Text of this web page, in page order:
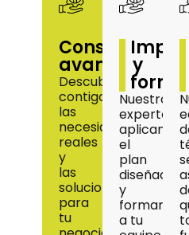
Consultoría
avanzada
Descubrimos
contigo
las
necesidades
reales
y
las
soluciones
para
tu
y
Nuestros
expertos
aplican
el
plan
diseñado
y
formamos
a tu